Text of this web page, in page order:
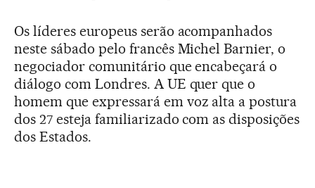
Os líderes europeus serão acompanhados
neste sábado pelo francês Michel Barnier, o
negociador comunitário que encabeçará o
diálogo com Londres. A UE quer que o
homem que expressará em voz alta a postura
dos 27 esteja familiarizado com as disposições
dos Estados.